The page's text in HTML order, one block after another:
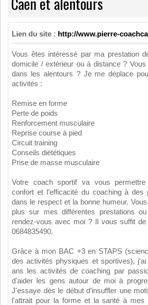
Lien du site : http://www.pierre-
Vous êtes intéressé par ma prestation
domicile / extérieur ou à distance ?
dans les alentours ? Je me déplace
activités :
Remise en forme
Perte de poids
Renforcement musculaire
Reprise course à pied
Circuit training
Conseils diététiques
Prise de masse musculaire
Votre coach sportif va vous
confort et l’efficacité du coaching à des
dans le respect et la bonne humeur.
plus sur mes différentes prestations
rendez-vous avec moi ? Il vous suffit
0684835490.
Grâce à mon BAC +3 en STAPS
des activités physiques et sportives),
ans les activités de coaching par
d'aider les gens autour de moi à
J'essaye dès le début d’insuffler une
l'attrait pour la forme et la santé à mes